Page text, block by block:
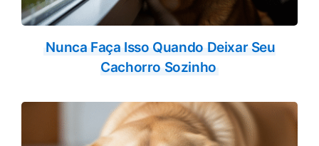
Nunca Faça Isso Quando Deixar Seu
Cachorro Sozinho